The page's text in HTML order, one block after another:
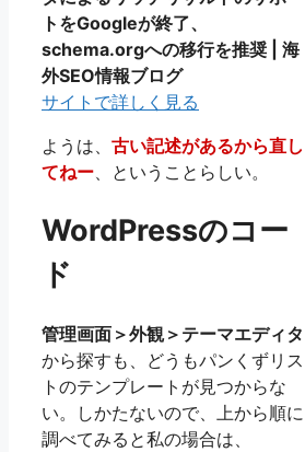
トをGoogleが終了、
schema.orgへの移行を推奨 | 海
外SEO情報ブログ
サイトで詳しく見る
ようは、 古い記述があるから直し
てねー 、ということらしい。
WordPressのコー
ド
管理画面＞外観＞テーマエディタ
から探すも、どうもパンくずリス
トのテンプレートが見つからな
い。しかたないので、上から順に
調べてみると私の場合は、